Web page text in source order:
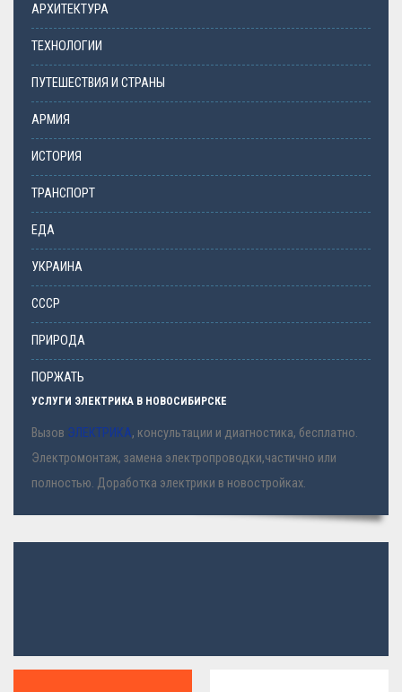
АРХИТЕКТУРА
ТЕХНОЛОГИИ
ПУТЕШЕСТВИЯ И СТРАНЫ
АРМИЯ
ИСТОРИЯ
ТРАНСПОРТ
ЕДА
УКРАИНА
СССР
ПРИРОДА
ПОРЖАТЬ
УСЛУГИ ЭЛЕКТРИКА В НОВОСИБИРСКЕ
Вызов ЭЛЕКТРИКА, консультации и диагностика, бесплатно.
Электромонтаж, замена электропроводки,частично или
полностью. Доработка электрики в новостройках.